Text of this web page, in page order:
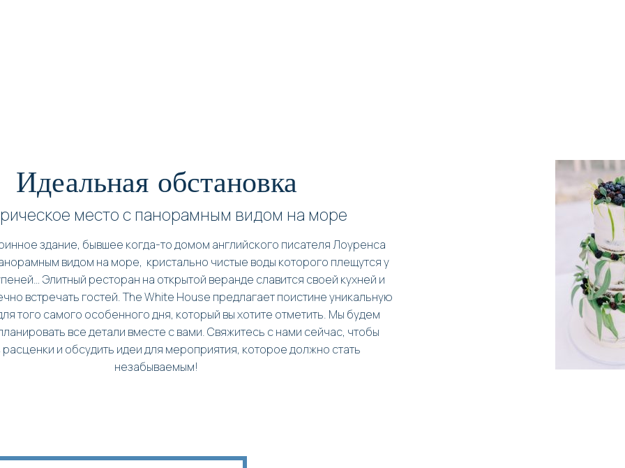
Идеальная обстановка
место с панорамным видом на море
здание, бывшее когда-то домом английского писателя Лоуренса
видом на море, кристально чистые воды которого плещутся у
Элитный ресторан на открытой веранде славится своей кухней и
встречать гостей. The White House предлагает поистине уникальную
того самого особенного дня, который вы хотите отметить. Мы будем
все детали вместе с вами. Свяжитесь с нами сейчас, чтобы
расценки и обсудить идеи для мероприятия, которое должно стать
незабываемым!